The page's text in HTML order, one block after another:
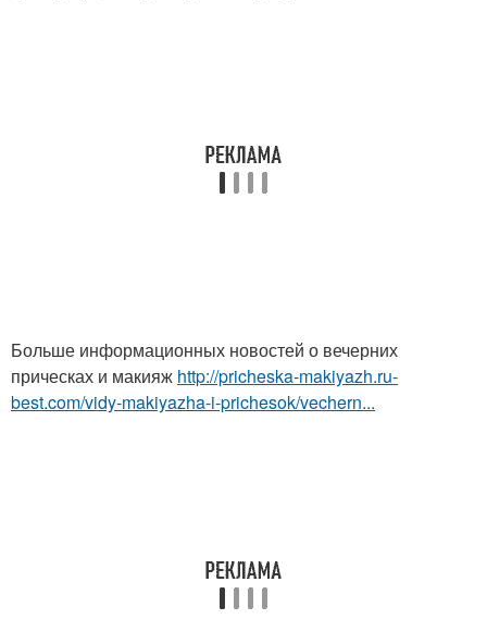
Больше информационных новостей о вечерних
прическах и макияж http://pricheska-makiyazh.ru-
best.com/vidy-makiyazha-i-prichesok/vechern...